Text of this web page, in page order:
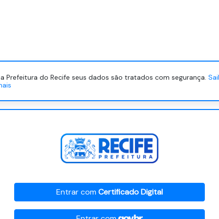
Prefeitura do Recife seus dados são tratados com segurança.
Entrar comCertificado Digital